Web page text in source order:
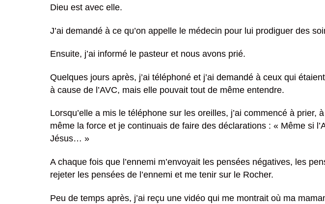
Dieu est avec elle.
J’ai demandé à ce qu’on appelle le médecin pour lui prodiguer des
Ensuite, j’ai informé le pasteur et nous avons prié.
Quelques jours après, j’ai téléphoné et j’ai demandé à ceux qui
à cause de l’AVC, mais elle pouvait tout de même entendre.
Lorsqu’elle a mis le téléphone sur les oreilles, j’ai commencé à
même la force et je continuais de faire des déclarations : « Même si
Jésus… »
A chaque fois que l’ennemi m’envoyait les pensées négatives, les
rejeter les pensées de l’ennemi et me tenir sur le Rocher.
Peu de temps après, j’ai reçu une vidéo qui me montrait où ma